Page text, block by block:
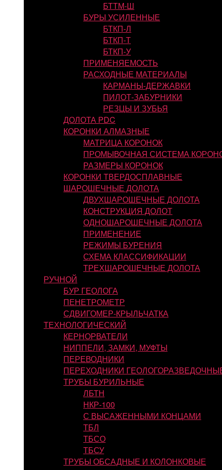
БТТМ-Ш
БУРЫ УСИЛЕННЫЕ
БТКП-Л
БТКП-Т
БТКП-У
ПРИМЕНЯЕМОСТЬ
РАСХОДНЫЕ МАТЕРИАЛЫ
КАРМАНЫ-ДЕРЖАВКИ
ПИЛОТ-ЗАБУРНИКИ
РЕЗЦЫ И ЗУБЬЯ
ДОЛОТА PDC
КОРОНКИ АЛМАЗНЫЕ
МАТРИЦА КОРОНОК
ПРОМЫВОЧНАЯ СИСТЕМА
РАЗМЕРЫ КОРОНОК
КОРОНКИ ТВЕРДОСПЛАВНЫЕ
ШАРОШЕЧНЫЕ ДОЛОТА
ДВУХШАРОШЕЧНЫЕ ДОЛОТА
КОНСТРУКЦИЯ ДОЛОТ
ОДНОШАРОШЕЧНЫЕ ДОЛОТА
ПРИМЕНЕНИЕ
РЕЖИМЫ БУРЕНИЯ
СХЕМА КЛАССИФИКАЦИИ
ТРЕХШАРОШЕЧНЫЕ ДОЛОТА
РУЧНОЙ
БУР ГЕОЛОГА
ПЕНЕТРОМЕТР
СДВИГОМЕР-КРЫЛЬЧАТКА
ТЕХНОЛОГИЧЕСКИЙ
КЕРНОРВАТЕЛИ
НИППЕЛИ, ЗАМКИ, МУФТЫ
ПЕРЕВОДНИКИ
ПЕРЕХОДНИКИ
ТРУБЫ БУРИЛЬНЫЕ
ЛБТН
НКР-100
С ВЫСАЖЕННЫМИ КОНЦАМИ
ТБЛ
ТБСО
ТБСУ
ТРУБЫ ОБСАДНЫЕ И КОЛОНКОВЫЕ